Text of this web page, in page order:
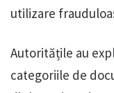
utilizare
Autoritățile au
categoriile de